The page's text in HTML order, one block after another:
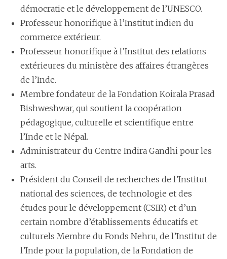
démocratie et le développement de l’UNESCO.
Professeur honorifique à l’Institut indien du
commerce extérieur.
Professeur honorifique à l’Institut des relations
extérieures du ministère des affaires étrangères
de l’Inde.
Membre fondateur de la Fondation Koirala Prasad
Bishweshwar, qui soutient la coopération
pédagogique, culturelle et scientifique entre
l’Inde et le Népal.
Administrateur du Centre Indira Gandhi pour les
arts.
Président du Conseil de recherches de l’Institut
national des sciences, de technologie et des
études pour le développement (CSIR) et d’un
certain nombre d’établissements éducatifs et
culturels Membre du Fonds Nehru, de l’Institut de
l’Inde pour la population, de la Fondation de